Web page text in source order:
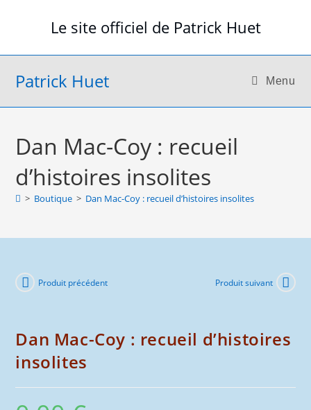
Le site officiel de Patrick Huet
Patrick Huet Menu
Dan Mac-Coy : recueil
d’histoires insolites
> Boutique > Dan Mac-Coy : recueil d’histoires insolites
Produit précédent Produit suivant
Dan Mac-Coy : recueil d’histoires
insolites